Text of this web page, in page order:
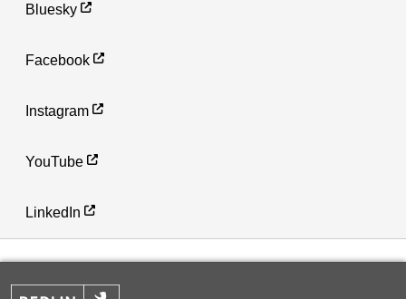
Bluesky
Facebook
Instagram
YouTube
LinkedIn